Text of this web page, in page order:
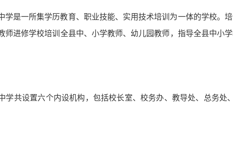
学是一所集学历教育、职业技能、实用技术培训为一体的学校。
师进修学校培训全县中、小学教师、幼儿园教师，指导全县中小
学共设置六个内设机构，包括校长室、校务办、教导处、总务处